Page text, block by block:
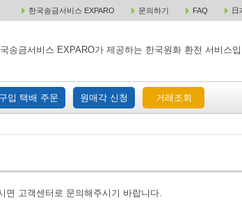
한국송금서비스 EXPARO 문의하기 FAQ 日
송금서비스 EXPARO가 제공하는 한국원화 환전 서비스
입 택배 주문 원매각 신청 거래조회
원구입 택배 주문 원매각 주문 거래조회
면 고객센터로 문의해주시기 바랍니다.